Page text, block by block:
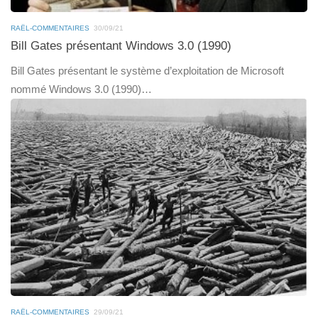
RAËL-COMMENTAIRES 30/09/21
Bill Gates présentant Windows 3.0 (1990)
Bill Gates présentant le système d’exploitation de Microsoft
nommé Windows 3.0 (1990)…
RAËL-COMMENTAIRES 29/09/21